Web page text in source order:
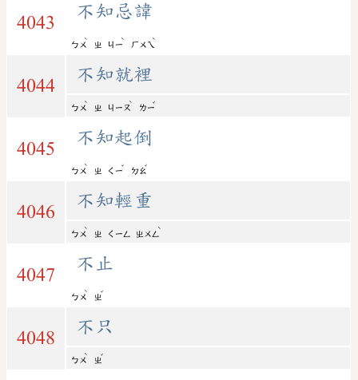
4043
不知忌諱
ㄅㄨ
ˋ
ㄓ ㄐㄧ
ˋ
ㄏㄨㄟ
ˋ
4044
不知就裡
ㄅㄨ
ˋ
ㄓ ㄐㄧㄡ
ˋ
ㄌㄧ
ˇ
4045
不知起倒
ㄅㄨ
ˋ
ㄓ ㄑㄧ
ˇ
ㄉㄠ
ˇ
4046
不知輕重
ㄅㄨ
ˋ
ㄓ ㄑㄧㄥ ㄓㄨㄥ
ˋ
4047
不止
ㄅㄨ
ˋ
ㄓ
ˇ
4048
不只
ㄅㄨ
ˋ
ㄓ
ˇ